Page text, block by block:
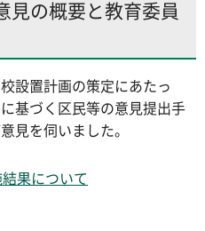
見の概要と教育委員
設置計画の策定にあたっ
基づく区民等の意見提出手
見を伺いました。
果について